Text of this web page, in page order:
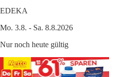
EDEKA
Mo. 3.8. - Sa. 8.8.2026
Nur noch heute gültig